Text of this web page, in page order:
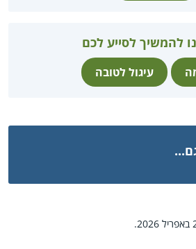
להמשיך לסייע לכם
עיגול לטובה